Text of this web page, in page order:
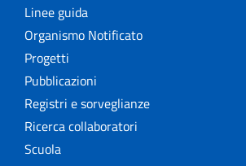
Linee guida
Organismo Notificato
Progetti
Pubblicazioni
Registri e sorveglianze
Ricerca collaboratori
Scuola